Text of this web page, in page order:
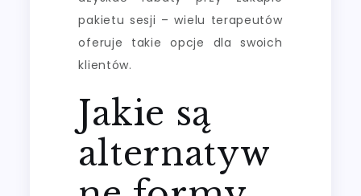
pakietu sesji – wielu terapeutów
oferuje takie opcje dla swoich
klientów.
Jakie są
alternatyw